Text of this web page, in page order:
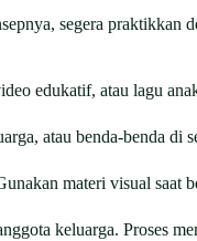
segera
edukatif, atau lagu
atau benda-benda di
materi visual saat
keluarga. Proses